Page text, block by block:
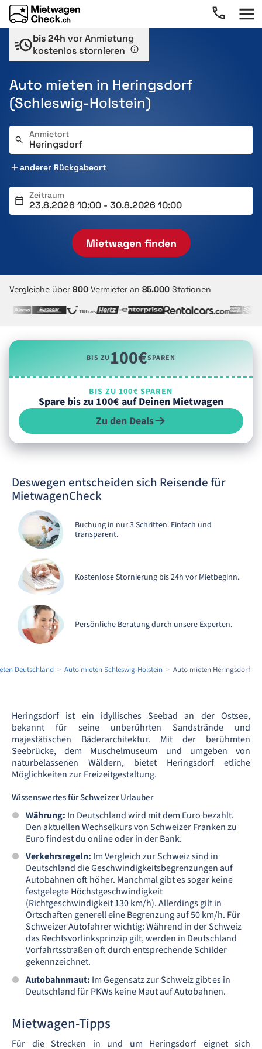
bis 24h vor Anmietung
kostenlos stornieren
Auto mieten in Heringsdorf
(Schleswig-Holstein)
Anmietort
anderer Rückgabeort
Zeitraum
Mietwagen finden
Vergleiche über 900 Vermieter an 85.000 Stationen
BIS ZU100€SPAREN
BIS ZU 100€ SPAREN
Spare bis zu 100€ auf Deinen Mietwagen
Zu den Deals
Deswegen entscheiden sich Reisende für
MietwagenCheck
Buchung in nur 3 Schritten. Einfach und
transparent.
Kostenlose Stornierung bis 24h vor Mietbeginn.
Persönliche Beratung durch unsere Experten.
Deutschland Auto mieten Schleswig-Holstein Auto mieten Heringsdorf
Heringsdorf ist ein idyllisches Seebad an der Ostsee,
bekannt für seine unberührten Sandstrände und
majestätischen Bäderarchitektur. Mit der berühmten
Seebrücke, dem Muschelmuseum und umgeben von
naturbelassenen Wäldern, bietet Heringsdorf etliche
Möglichkeiten zur Freizeitgestaltung.
Wissenswertes für Schweizer Urlauber
Währung: In Deutschland wird mit dem Euro bezahlt.
Den aktuellen Wechselkurs von Schweizer Franken zu
Euro findest du online oder in der Bank.
Verkehrsregeln: Im Vergleich zur Schweiz sind in
Deutschland die Geschwindigkeitsbegrenzungen auf
Autobahnen oft höher. Manchmal gibt es sogar keine
festgelegte Höchstgeschwindigkeit
(Richtgeschwindigkeit 130 km/h). Allerdings gilt in
Ortschaften generell eine Begrenzung auf 50 km/h. Für
Schweizer Autofahrer wichtig: Während in der Schweiz
das Rechtsvorlinksprinzip gilt, werden in Deutschland
Vorfahrtsstraßen oft durch entsprechende Schilder
gekennzeichnet.
Autobahnmaut: Im Gegensatz zur Schweiz gibt es in
Deutschland für PKWs keine Maut auf Autobahnen.
Mietwagen-Tipps
Für die Strecken in und um Heringsdorf eignet sich